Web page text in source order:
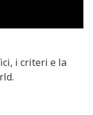
i criteri e la